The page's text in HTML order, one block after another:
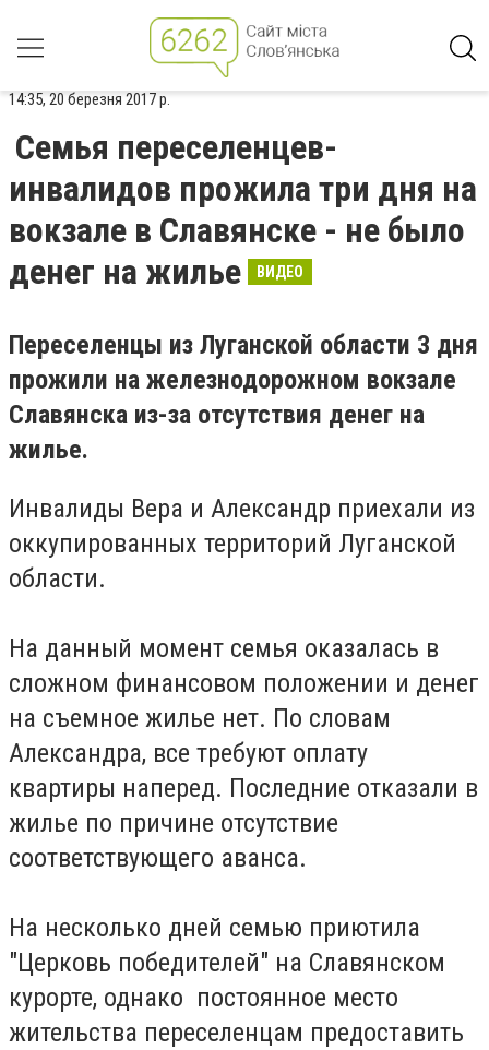
14:35, 20 березня 2017 р.
Семья переселенцев-
инвалидов прожила три дня на
вокзале в Славянске - не было
денег на жилье
ВИДЕО
Переселенцы из Луганской области 3 дня
прожили на железнодорожном вокзале
Славянска из-за отсутствия денег на
жилье.
Инвалиды Вера и Александр приехали из
оккупированных территорий Луганской
области.
На данный момент семья оказалась в
сложном финансовом положении и денег
на съемное жилье нет. По словам
Александра, все требуют оплату
квартиры наперед. Последние отказали в
жилье по причине отсутствие
соответствующего аванса.
На несколько дней семью приютила
"Церковь победителей" на Славянском
курорте, однако постоянное место
жительства переселенцам предоставить